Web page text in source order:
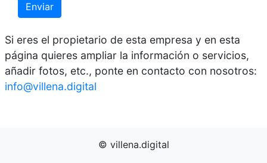
Enviar
Si eres el propietario de esta empresa y en esta
página quieres ampliar la información o servicios,
añadir fotos, etc., ponte en contacto con nosotros:
info@villena.digital
© villena.digital